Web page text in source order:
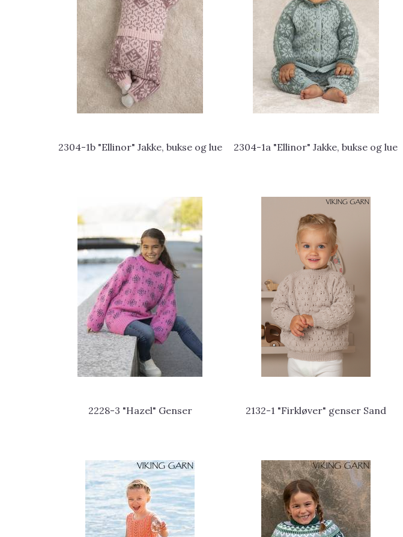
2304-1b "Ellinor" Jakke, bukse og lue 2304-1a "Ellinor" Jakke, bukse og lue
2228-3 "Hazel" Genser 2132-1 "Firkløver" genser Sand